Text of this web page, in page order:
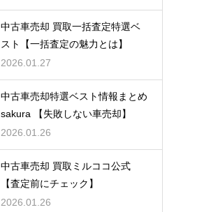
中古車売却 買取一括査定特選ベ
スト【一括査定の魅力とは】
2026.01.27
中古車売却特選ベスト情報まとめ
sakura 【失敗しない車売却】
2026.01.26
中古車売却 買取ミルココ公式
【査定前にチェック】
2026.01.26